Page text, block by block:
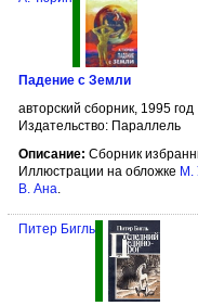
Падение с Земли
авторский сборник, 1995 год
Издательство: Параллель
Описание: Сборник
Иллюстрации на обложке М.
В. Ана.
Питер Бигль